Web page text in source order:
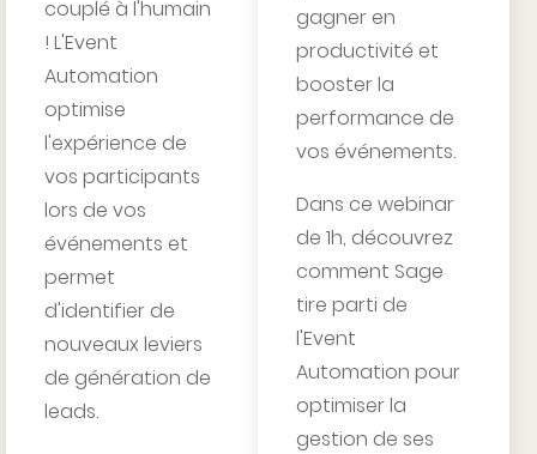
couplé à l'humain
! L'Event
Automation
optimise
l'expérience de
vos participants
lors de vos
événements et
permet
d'identifier de
nouveaux leviers
de génération de
leads.
gagner en
productivité et
booster la
performance de
vos événements.
Dans ce webinar
de 1h, découvrez
comment Sage
tire parti de
l'Event
Automation pour
optimiser la
gestion de ses